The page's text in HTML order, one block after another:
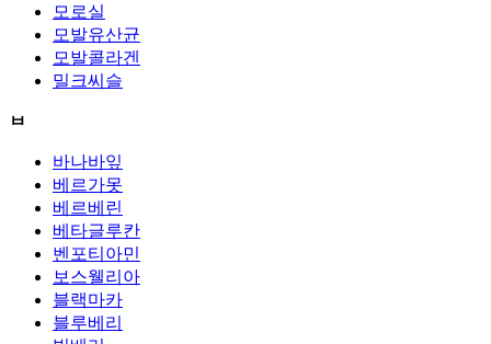
모로실
모발유산균
모발콜라겐
밀크씨슬
ㅂ
바나바잎
베르가못
베르베린
베타글루칸
벤포티아민
보스웰리아
블랙마카
블루베리